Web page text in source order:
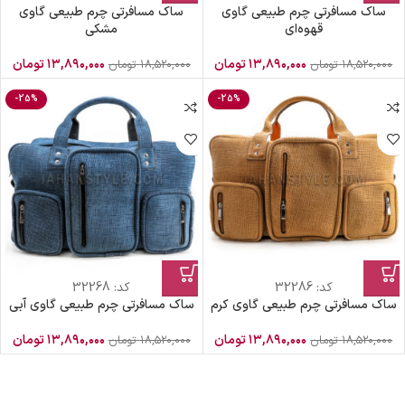
ساک مسافرتی چرم طبیعی گاوی
قهوه‌ای
۱۸,۵۲۰,۰۰۰ تومان ۱۳,۸۹۰,۰۰۰تومان
ساک مسافرتی چرم طبیعی گاوی
مشکی
۱۸,۵۲۰,۰۰۰ تومان ۱۳,۸۹۰,۰۰۰تومان
-25%
کد:32286
ساک مسافرتی چرم طبیعی گاوی کرم
۱۸,۵۲۰,۰۰۰ تومان ۱۳,۸۹۰,۰۰۰تومان
-25%
کد: 32268
ساک مسافرتی چرم طبیعی گاوی آبی
۱۸,۵۲۰,۰۰۰ تومان ۱۳,۸۹۰,۰۰۰تومان